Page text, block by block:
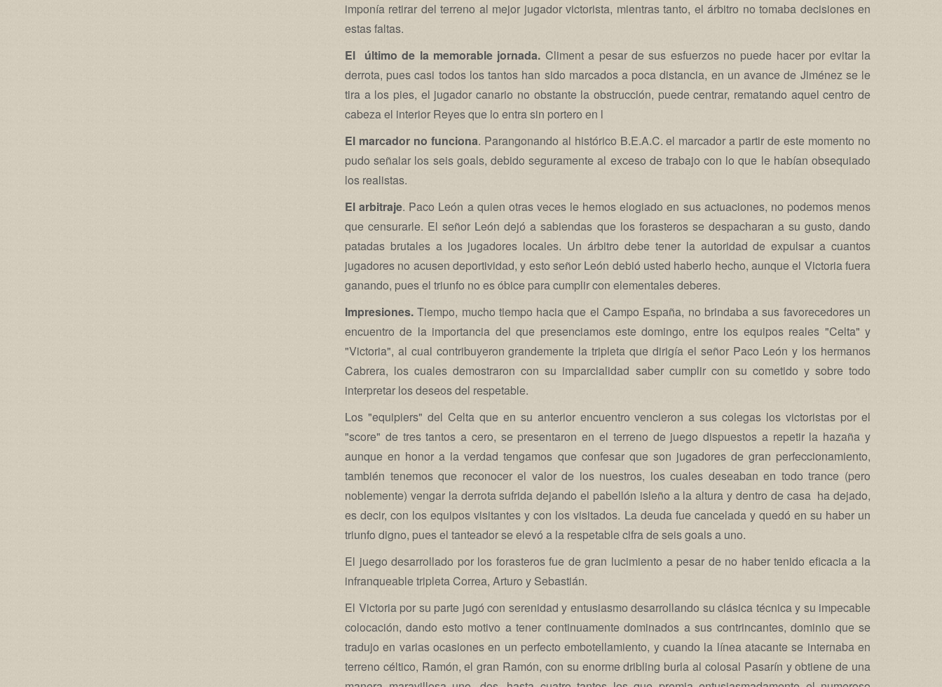
imponía retirar del terreno al mejor jugador victorista, mientras tanto, el árbitro no tomaba decisiones en
estas faltas.
El último de la memorable jornada. Climent a pesar de sus esfuerzos no puede hacer por evitar la
derrota, pues casi todos los tantos han sido marcados a poca distancia, en un avance de Jiménez se le
tira a los pies, el jugador canario no obstante la obstrucción, puede centrar, rematando aquel centro de
cabeza el interior Reyes que lo entra sin portero en l
El marcador no funciona. Parangonando al histórico B.E.A.C. el marcador a partir de este momento no
pudo señalar los seis goals, debido seguramente al exceso de trabajo con lo que le habían obsequiado
los realistas.
El arbitraje. Paco León a quien otras veces le hemos elogiado en sus actuaciones, no podemos menos
que censurarle. El señor León dejó a sabiendas que los forasteros se despacharan a su gusto, dando
patadas brutales a los jugadores locales. Un árbitro debe tener la autoridad de expulsar a cuantos
jugadores no acusen deportividad, y esto señor León debió usted haberlo hecho, aunque el Victoria fuera
ganando, pues el triunfo no es óbice para cumplir con elementales deberes.
Impresiones. Tiempo, mucho tiempo hacia que el Campo España, no brindaba a sus favorecedores un
encuentro de la importancia del que presenciamos este domingo, entre los equipos reales "Celta" y
"Victoria", al cual contribuyeron grandemente la tripleta que dirigía el señor Paco León y los hermanos
Cabrera, los cuales demostraron con su imparcialidad saber cumplir con su cometido y sobre todo
interpretar los deseos del respetable.
Los "equipiers" del Celta que en su anterior encuentro vencieron a sus colegas los victoristas por el
"score" de tres tantos a cero, se presentaron en el terreno de juego dispuestos a repetir la hazaña y
aunque en honor a la verdad tengamos que confesar que son jugadores de gran perfeccionamiento,
también tenemos que reconocer el valor de los nuestros, los cuales deseaban en todo trance (pero
noblemente) vengar la derrota sufrida dejando el pabellón isleño a la altura y dentro de casa ha dejado,
es decir, con los equipos visitantes y con los visitados. La deuda fue cancelada y quedó en su haber un
triunfo digno, pues el tanteador se elevó a la respetable cifra de seis goals a uno.
El juego desarrollado por los forasteros fue de gran lucimiento a pesar de no haber tenido eficacia a la
infranqueable tripleta Correa, Arturo y Sebastián.
El Victoria por su parte jugó con serenidad y entusiasmo desarrollando su clásica técnica y su impecable
colocación, dando esto motivo a tener continuamente dominados a sus contrincantes, dominio que se
tradujo en varias ocasiones en un perfecto embotellamiento, y cuando la línea atacante se internaba en
terreno céltico, Ramón, el gran Ramón, con su enorme dribling burla al colosal Pasarín y obtiene de una